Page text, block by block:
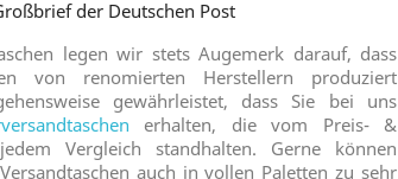
der Deutschen Post
legen wir stets Augemerk darauf, dass
von renomierten Herstellern produziert
gewährleistet, dass Sie bei uns
erhalten, die vom Preis- &
Vergleich standhalten. Gerne können
auch in vollen Paletten zu sehr